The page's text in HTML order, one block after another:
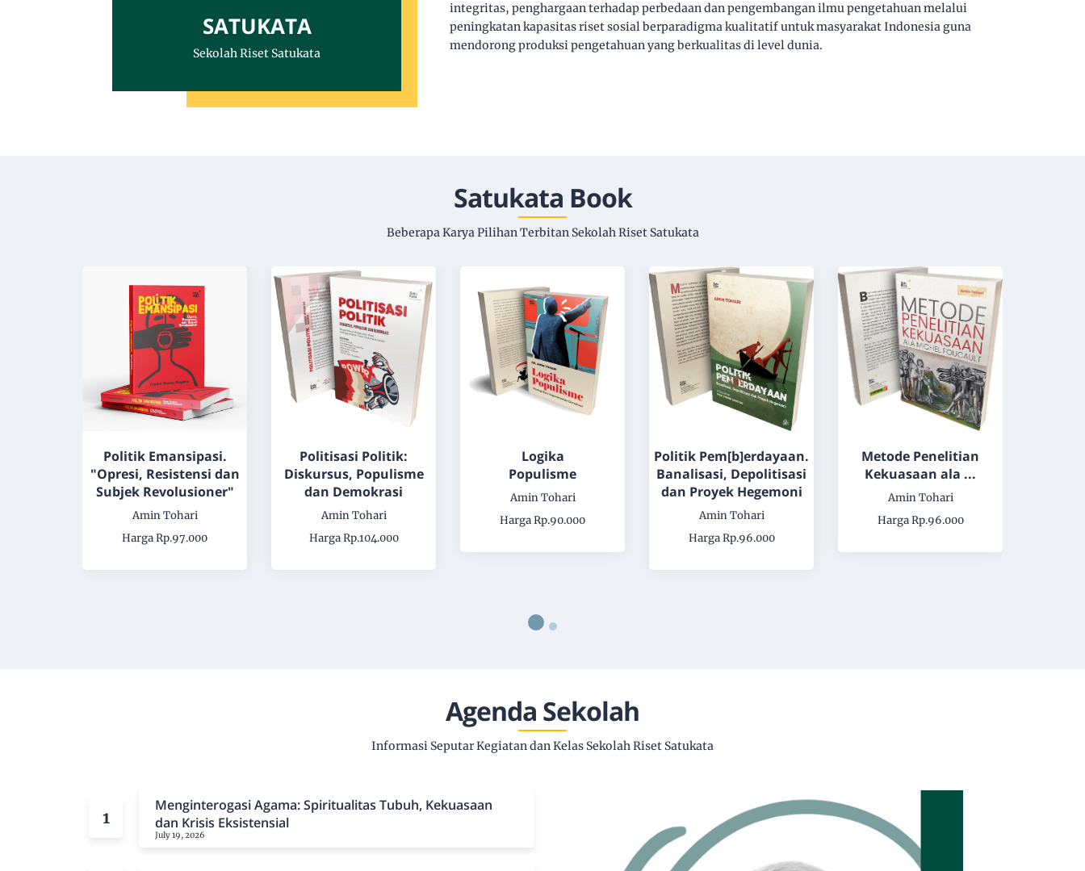
SATUKATA
Sekolah Riset Satukata
integritas, penghargaan terhadap perbedaan dan pengembangan ilmu pengetahuan melalui
peningkatan kapasitas riset sosial berparadigma kualitatif untuk masyarakat Indonesia guna
mendorong produksi pengetahuan yang berkualitas di level dunia.
Satukata Book
Beberapa Karya Pilihan Terbitan Sekolah Riset Satukata
Politik Emansipasi.
"Opresi, Resistensi dan
Subjek Revolusioner"
Amin Tohari
Harga Rp.97.000
Politisasi Politik:
Diskursus, Populisme
dan Demokrasi
Amin Tohari
Harga Rp.104.000
Logika
Populisme
Amin Tohari
Harga Rp.90.000
Politik Pem[b]erdayaan.
Banalisasi, Depolitisasi
dan Proyek Hegemoni
Amin Tohari
Harga Rp.96.000
Metode Penelitian
Kekuasaan ala ...
Amin Tohari
Harga Rp.96.000
Agenda Sekolah
Informasi Seputar Kegiatan dan Kelas Sekolah Riset Satukata
Menginterogasi Agama: Spiritualitas Tubuh, Kekuasaan
dan Krisis Eksistensial
July 19, 2026